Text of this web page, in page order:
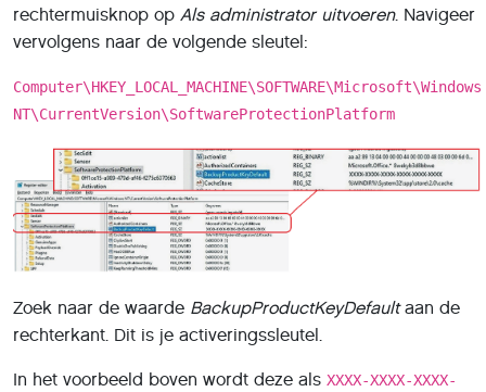
rechtermuisknop op Als administrator uitvoeren. Navigeer
vervolgens naar de volgende sleutel:
Computer\HKEY_LOCAL_MACHINE\SOFTWARE\Microsoft\Windows
NT\CurrentVersion\SoftwareProtectionPlatform
Zoek naar de waarde BackupProductKeyDefaultaan de
rechterkant. Dit is je activeringssleutel.
In het voorbeeld boven wordt deze als XXXX-XXXX-XXXX-